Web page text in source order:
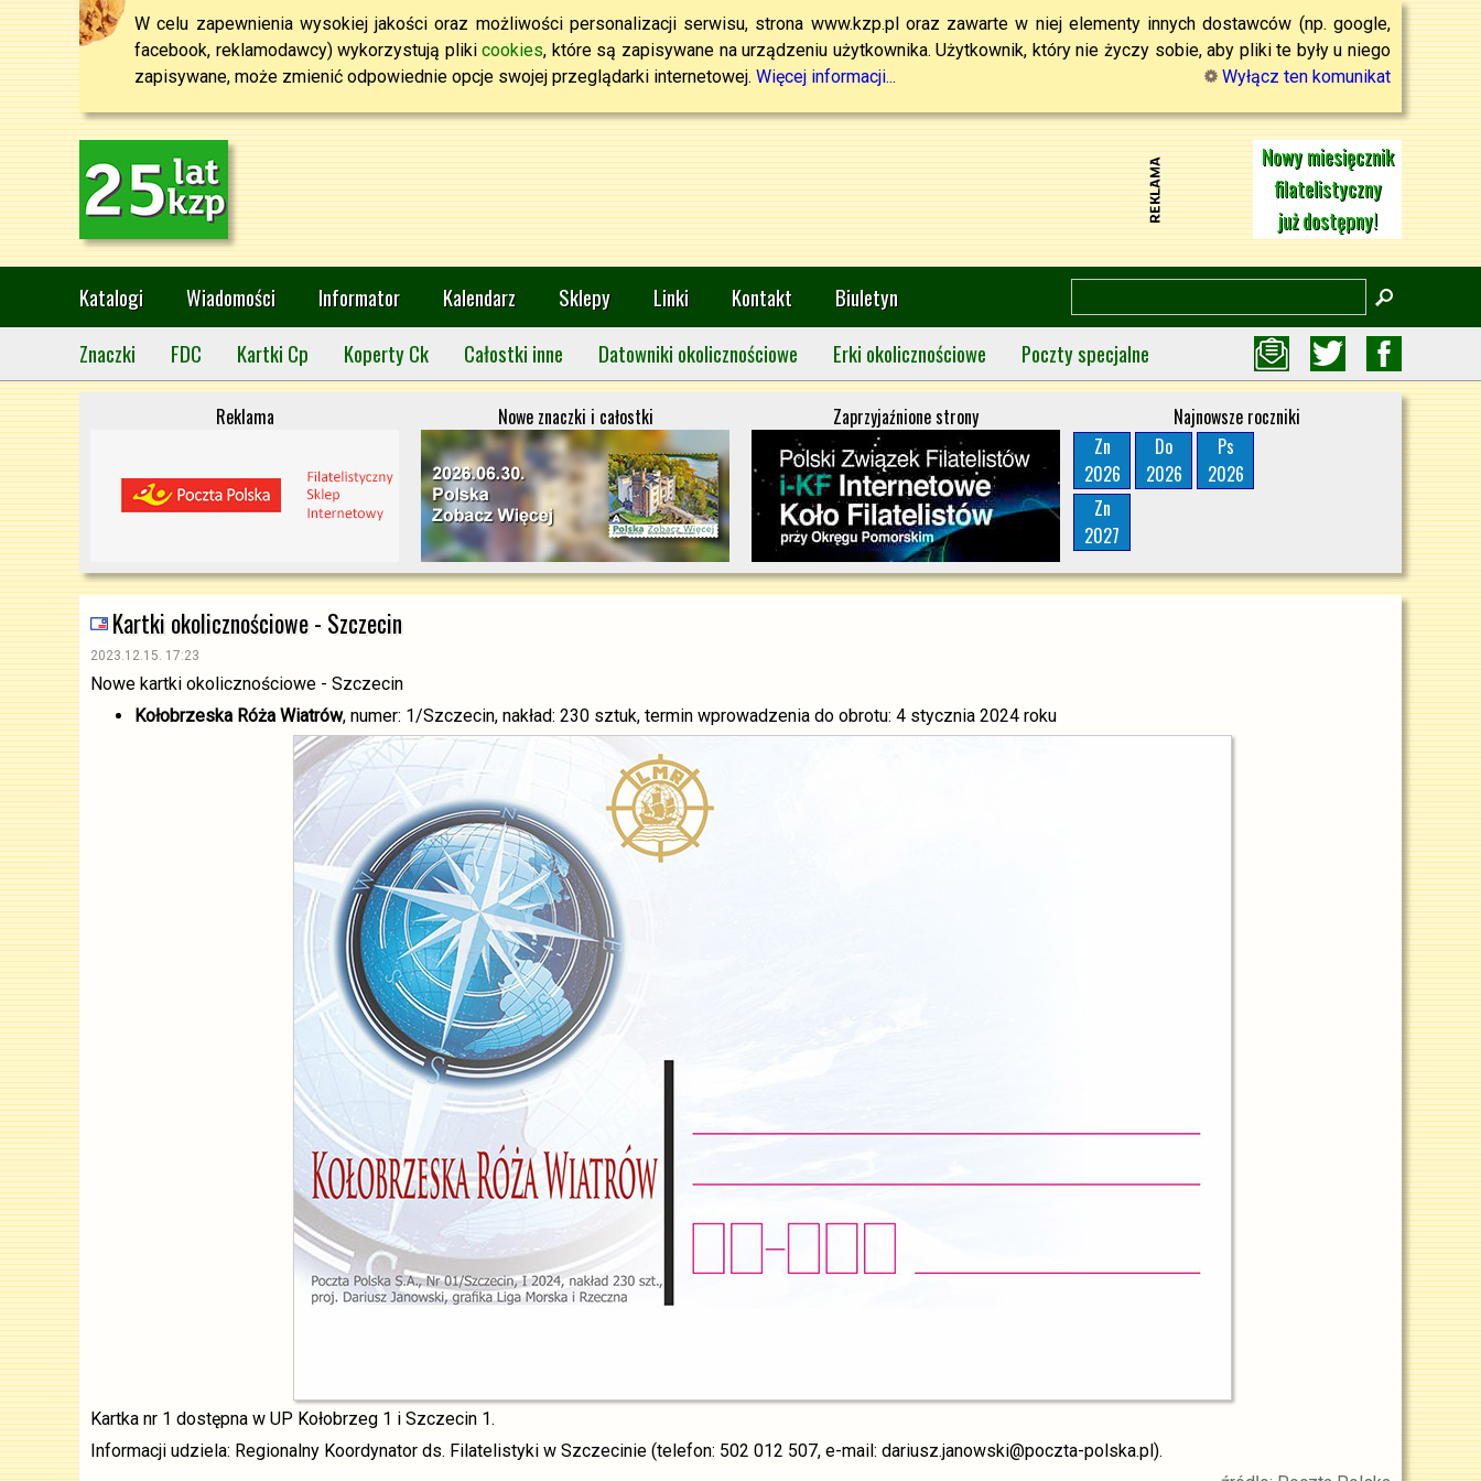
W celu zapewnienia wysokiej jakości oraz możliwości personalizacji serwisu, strona www.kzp.pl oraz zawarte w niej elementy innych dostawców (np. google,
facebook, reklamodawcy) wykorzystują plikicookies, które są zapisywane na urządzeniu użytkownika. Użytkownik, który nie życzy sobie, aby pliki te były u niego
zapisywane, może zmienić odpowiednie opcje swojej przeglądarki internetowej. Więcej informacji... Wyłącz ten komunikat
Nowy miesięcznik
filatelistyczny
już dostępny!
Katalogi Wiadomości Informator Kalendarz Sklepy Linki Kontakt
Biuletyn
Znaczki
FDC Kartki Cp Koperty Ck Całostki inne Datowniki okolicznościowe Erki okolicznościowe Poczty specjalne
Reklama Nowe znaczki i całostki Zaprzyjaźnione strony
Najnowsze roczniki
Zn
2026
Do
2026
Ps
2026
Zn
2027
Kartki okolicznościowe - Szczecin
2023.12.15. 17:23
Nowe kartki okolicznościowe - Szczecin
Kołobrzeska Róża Wiatrów, numer: 1/Szczecin, nakład: 230 sztuk, termin wprowadzenia do obrotu: 4 stycznia 2024 roku
Kartka nr 1 dostępna w UP Kołobrzeg 1 i Szczecin 1.
Informacji udziela: Regionalny Koordynator ds. Filatelistyki w Szczecinie (telefon: 502 012 507, e-mail: dariusz.janowski@poczta-polska.pl).